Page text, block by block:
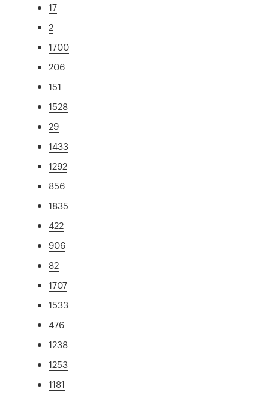
17
2
1700
206
151
1528
29
1433
1292
856
1835
422
906
82
1707
1533
476
1238
1253
1181